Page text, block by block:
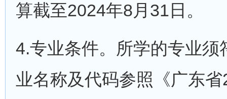
算截至2024年8月31日。
4.专业条件。所学的专业
业名称及代码参照《广东